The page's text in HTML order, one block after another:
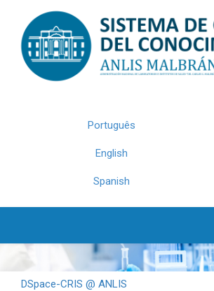
navigation
Português
English
Spanish
DSpace-CRIS @ ANLIS